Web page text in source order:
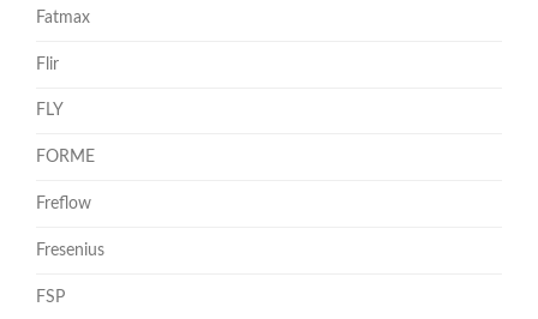
Fatmax
Flir
FLY
FORME
Freflow
Fresenius
FSP